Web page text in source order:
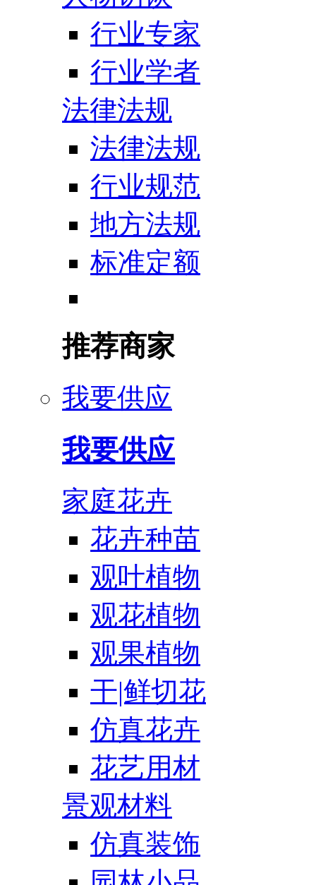
行业专家
行业学者
法律法规
法律法规
行业规范
地方法规
标准定额
推荐商家
我要供应
我要供应
家庭花卉
花卉种苗
观叶植物
观花植物
观果植物
干|鲜切花
仿真花卉
花艺用材
景观材料
仿真装饰